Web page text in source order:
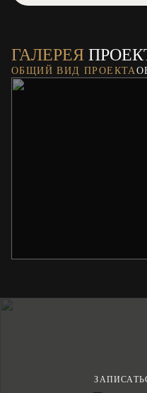
ГАЛЕРЕЯ
ОБЩИЙ ВИД ПРОЕКТА